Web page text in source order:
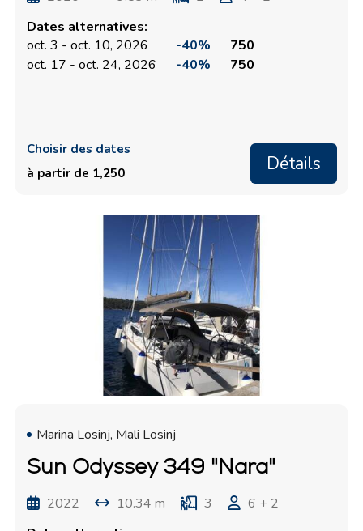
Dates alternatives:
oct. 3 - oct. 10, 2026
-40%
750
oct. 17 - oct. 24, 2026
-40% 750
Choisir des dates
à partir de 1,250
Détails
Marina Losinj, Mali Losinj
Sun Odyssey 349 "Nara"
2022 10.34 m 3
6 + 2